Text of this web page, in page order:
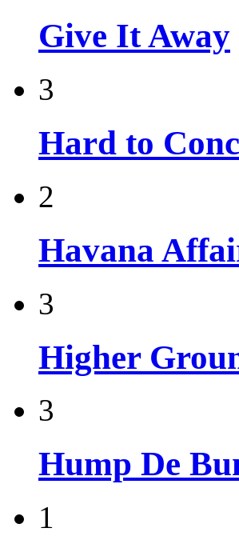
Give It Away
3
Hard to
2
Havana
3
Higher
3
Hump De
1